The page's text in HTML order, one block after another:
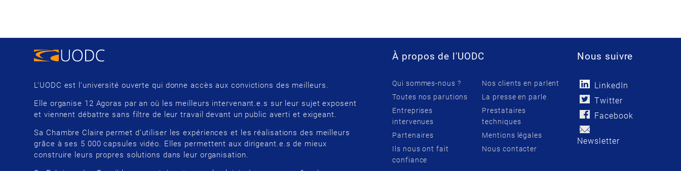
L’UODC est l’université ouverte qui donne accès aux convictions des meilleurs.
Elle organise 12 Agoras par an où les meilleurs intervenant.e.s sur leur sujet exposent
et viennent débattre sans filtre de leur travail devant un public averti et exigeant.
Sa Chambre Claire permet d’utiliser les expériences et les réalisations des meilleurs
grâce à ses 5 000 capsules vidéo. Elles permettent aux dirigeant.e.s de mieux
construire leurs propres solutions dans leur organisation.
À propos de l'UODC
Qui sommes-nous ?
Toutes nos parutions
Entreprises
intervenues
Partenaires
Ils nous ont fait
confiance
Nos clients en parlent
La presse en parle
Prestataires
techniques
Mentions légales
Nous contacter
Nous suivre
LinkedIn
Twitter
Facebook
Newsletter